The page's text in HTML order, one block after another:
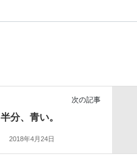
次の記事
半分、青い。
2018年4月24日